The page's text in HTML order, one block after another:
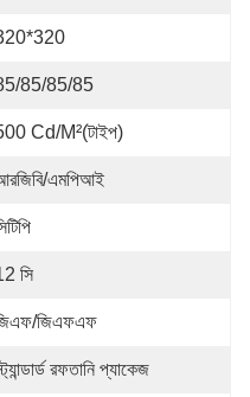
85/85/85
Cd/m²(টাইপ)
এমপিআই
সি
জিএফএফ
রফতানি প্যাকেজ